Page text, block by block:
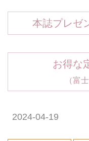
本誌プレゼ
お得な
（富士
2024-04-19